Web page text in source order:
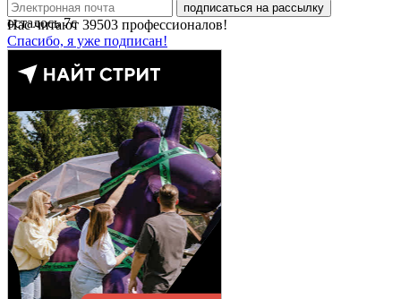
подписаться на рассылку
Нас читают 39503 профессионалов!
Спасибо, я уже подписан!
осталось7с